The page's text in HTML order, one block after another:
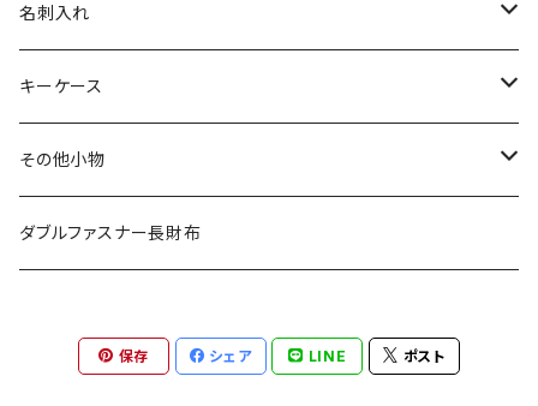
その他の革
エレファント
その他の革
リザード
エレファント
その他の革
シャーク
リザード
エレファント
その他の革
オーストリッチ
シャーク
リザード
エレファント
ダイヤモンドパイソン
オーストリッチ
シャーク
リザード
その他の革
クロコダイル
ダイヤモンドパイソン
オーストリッチ
シャーク
エレファント
名刺入れ
クロコダイル
ダイヤモンドパイソン
オーストリッチ
リザード
キーケース
クロコダイル
ダイヤモンドパイソン
シャーク
その他小物
クロコダイル
オーストリッチ
ダブルファスナー長財布
保存 シェア LINE ポスト